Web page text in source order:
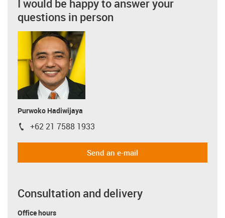
I would be happy to answer your
questions in person
Purwoko Hadiwijaya
igus-icon-phone
+62 21 7588 1933
Send an e-mail
Consultation and delivery
Office hours